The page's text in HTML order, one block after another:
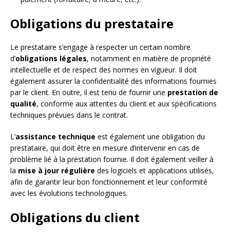
Obligations du prestataire
Le prestataire s’engage à respecter un certain nombre
d’obligations légales, notamment en matière de propriété
intellectuelle et de respect des normes en vigueur. Il doit
également assurer la confidentialité des informations fournies
par le client. En outre, il est tenu de fournir une prestation de
qualité, conforme aux attentes du client et aux spécifications
techniques prévues dans le contrat.
L’assistance technique est également une obligation du
prestataire, qui doit être en mesure d’intervenir en cas de
problème lié à la prestation fournie. Il doit également veiller à
la mise à jour régulière des logiciels et applications utilisés,
afin de garantir leur bon fonctionnement et leur conformité
avec les évolutions technologiques.
Obligations du client